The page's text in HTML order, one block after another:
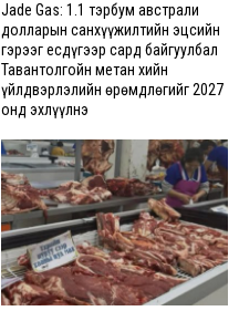
Jade Gas: 1.1 тэрбум австрали
долларын санхүүжилтийн эцсийн
гэрээг есдүгээр сард байгуулбал
Тавантолгойн метан хийн
үйлдвэрлэлийн өрөмдлөгийг 2027
онд эхлүүлнэ